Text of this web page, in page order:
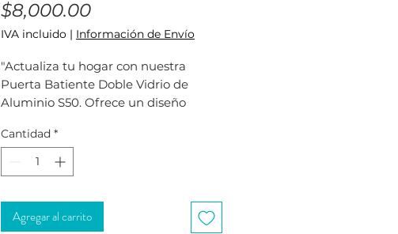
$8,000.00Precio
IVA incluido | Información de Envío
"Actualiza tu hogar con nuestra
Puerta Batiente Doble Vidrio de
Aluminio S50. Ofrece un diseño
durabilidad excepcional. Perfecta
para renovar cualquier espacio con
estilo y funcionalidad."
Cantidad *
Agregar al carrito